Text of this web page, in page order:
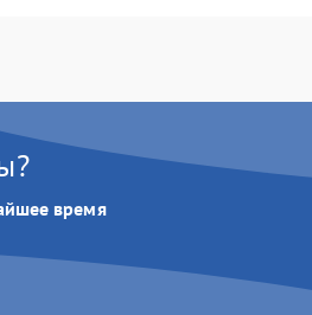
1 год 1000 ₽
1 год
время